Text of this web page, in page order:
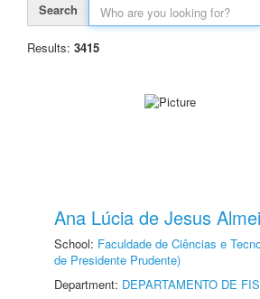
Search
Results: 3415
Ana Lúcia de Jesus
School: Faculdade de Ciências e
de Presidente Prudente)
Department: DEPARTAMENTO DE